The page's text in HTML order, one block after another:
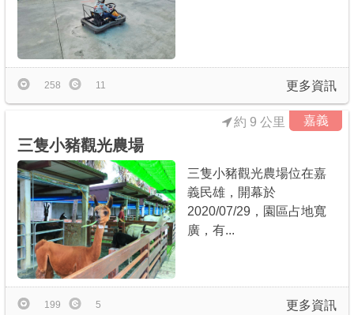
更多資訊
258 11
嘉義
約 9 公里
三隻小豬觀光農場
三隻小豬觀光農場位在嘉
義民雄，開幕於
2020/07/29，園區占地寬
廣，有...
更多資訊
199 5